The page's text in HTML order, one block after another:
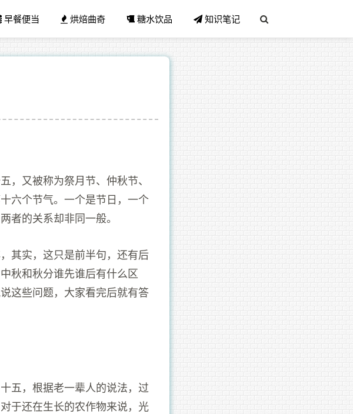
早餐便当 烘焙曲奇 糖水饮品 知识笔记
，又被称为祭月节、仲秋节、
六个节气。一个是节日，一个
者的关系却非同一般。
其实，这只是前半句，还有后
秋和秋分谁先谁后有什么区
这些问题，大家看完后就有答
五，根据老一辈人的说法，过
于还在生长的农作物来说，光